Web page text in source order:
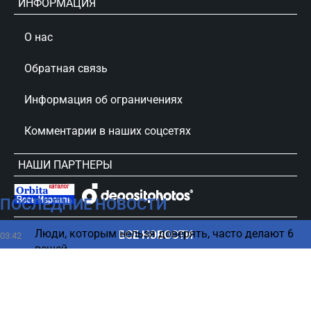
ПОСЛЕДНИЕ НОВОСТИ
03:42
Люди, которым нельзя доверять, часто делают 6
вещей
ВСЕ НОВОСТИ
ИНФОРМАЦИЯ
О нас
Обратная связь
Информация об ограничениях
Комментарии в наших соцсетях
НАШИ ПАРТНЕРЫ
сursorinfo.co.il © Все права защищены